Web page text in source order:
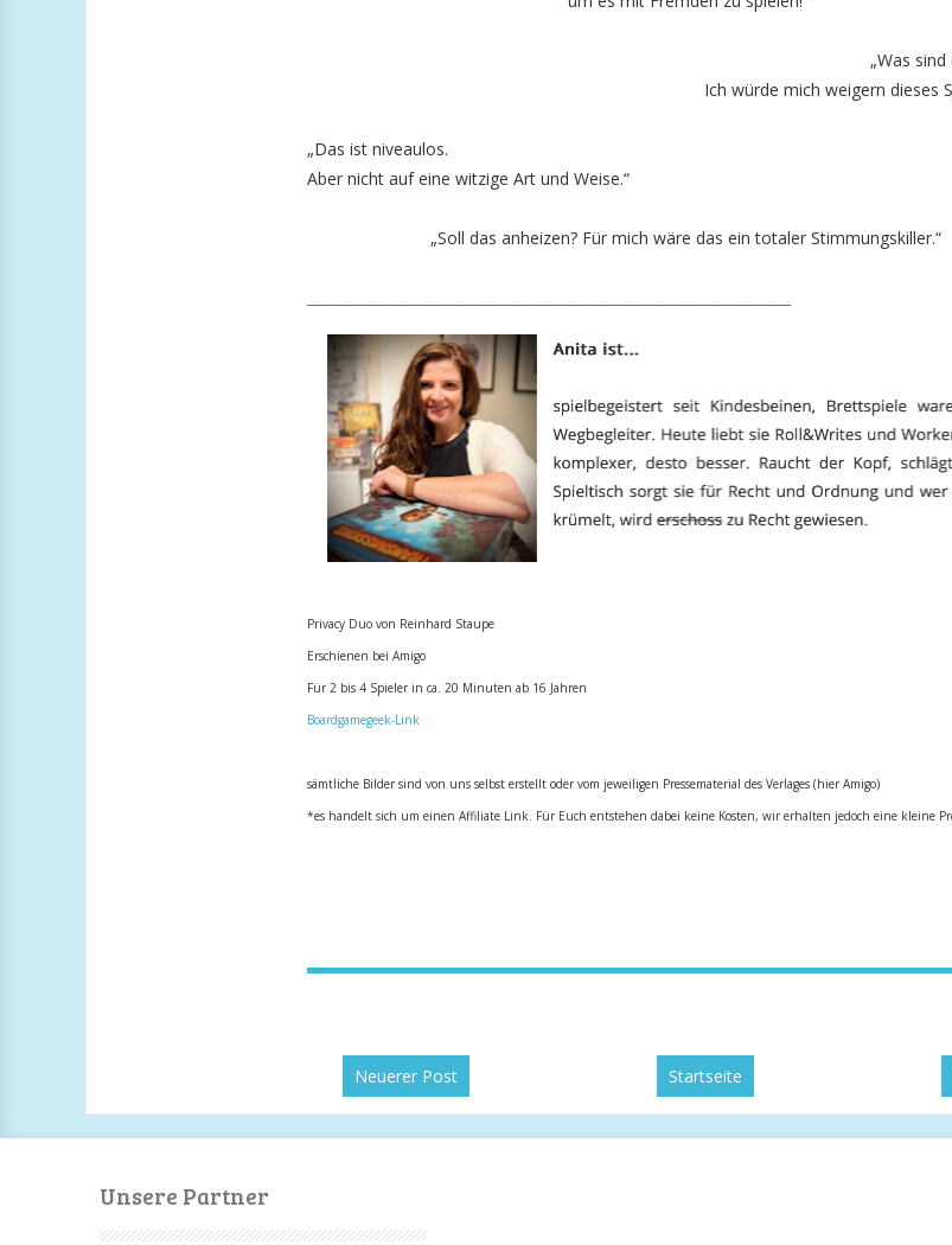
„Was
Ich würde mich weigern dieses
„Das ist niveaulos.
Aber nicht auf eine witzige Art und Weise.“
„Soll das anheizen? Für mich wäre das ein totalerStimmungskiller.“
Privacy Duo von Reinhard Staupe
Erschienen bei Amigo
Für 2 bis 4 Spieler in ca. 20 Minuten ab 16 Jahren
Boardgamegeek-Link
sämtliche Bilder sind von uns selbst erstellt oder vom jeweiligen Pressematerial des Verlages (hier Amigo)
*es handelt sich um einen Affiliate Link. Für Euch entstehen dabei keine Kosten, wir erhalten jedoch eine kleine
Neuerer Post Startseite
Unsere Partner